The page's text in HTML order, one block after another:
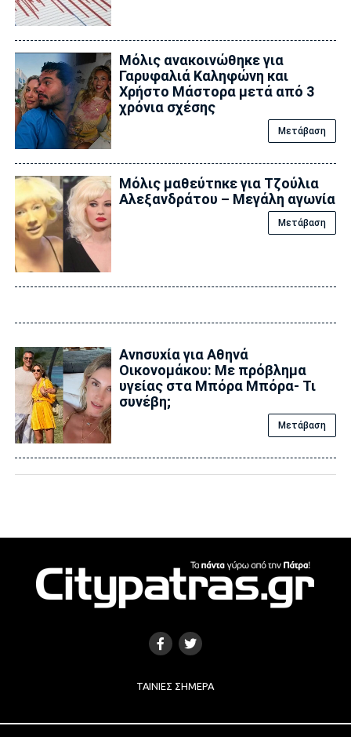
Μόλις ανακοινώθηκε για
Γαρυφαλιά Καληφώνη και
Χρήστο Μάστορα μετά από 3
χρόνια σχέσης
Μετάβαση
Μόλις μαθεύτnκε για Τζούλια
Αλεξανδράτου – Μεγάλη αγωνία
Μετάβαση
Ανnσυxία για Αθηνά
Οικονομάκου: Με πρόβλημα
υγείας στα Μπόρα Μπόρα- Τι
συνέβη;
Μετάβαση
ΤΑΙΝΊΕΣ ΣΉΜΕΡΑ